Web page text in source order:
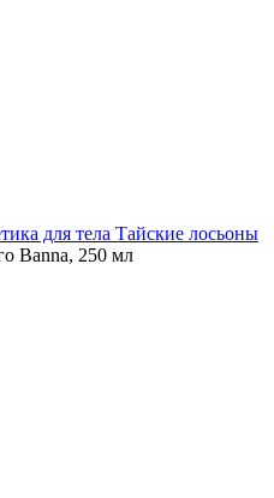
для тела Тайские лосьоны
Banna, 250 мл